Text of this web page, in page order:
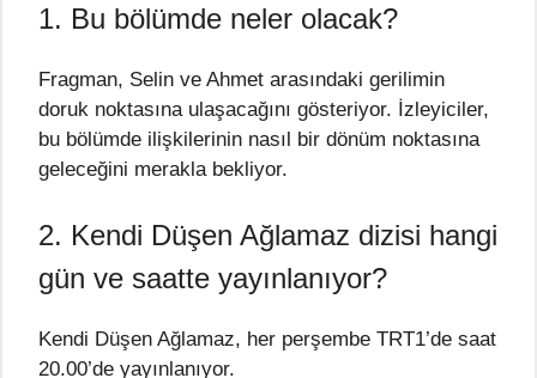
1. Bu bölümde neler olacak?
Fragman, Selin ve Ahmet arasındaki gerilimin
doruk noktasına ulaşacağını gösteriyor. İzleyiciler,
bu bölümde ilişkilerinin nasıl bir dönüm noktasına
geleceğini merakla bekliyor.
2. Kendi Düşen Ağlamaz dizisi hangi
gün ve saatte yayınlanıyor?
Kendi Düşen Ağlamaz, her perşembe TRT1’de saat
20.00’de yayınlanıyor.